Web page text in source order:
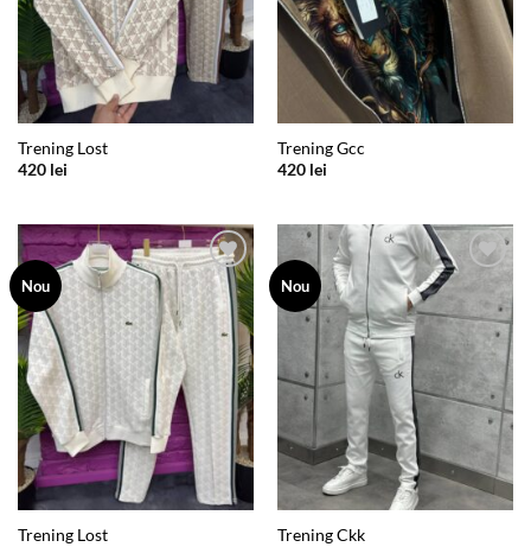
Trening Lost
420 lei
Trening Gcc
420 lei
Nou
Add to
wishlist
Trening Lost
Nou
Add to
wishlist
Trening Ckk